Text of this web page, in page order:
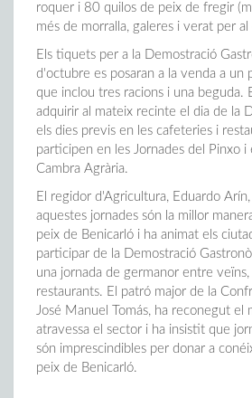
roquer i 80 quilos de peix de fregir
més de morralla, galeres i verat per al
Els tiquets per a la Demostració
d'octubre es posaran a la venda a un
que inclou tres racions i una beguda.
adquirir al mateix recinte el dia de la
els dies previs en les cafeteries i
participen en les Jornades del Pinxo i
Cambra Agrària.
El regidor d'Agricultura, Eduardo
aquestes jornades són la millor
peix de Benicarló i ha animat els
participar de la Demostració
una jornada de germanor entre veïns,
restaurants. El patró major de la
José Manuel Tomás, ha reconegut el
atravessa el sector i ha insistit que
són imprescindibles per donar a
peix de Benicarló.